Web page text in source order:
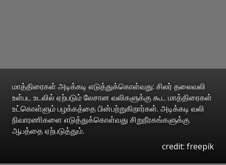
மாத்திரைகள் அடிக்கடி எடுத்துக்கொள்வது: சிலர் தலைவலி
உள்பட உடலில் ஏற்படும் லேசான வலிகளுக்கு கூட மாத்திரைகள்
உட்கொள்ளும் பழக்கத்தை பின்பற்றுகிறார்கள். அடிக்கடி வலி
நிவாரணிகளை எடுத்துக்கொள்வது சிறுநீரகங்களுக்கு
ஆபத்தை ஏற்படுத்தும்.
credit: freepik